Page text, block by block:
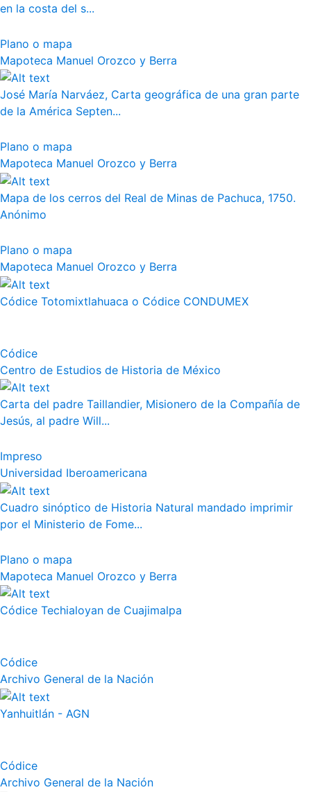
en la costa del s...
Plano o mapa
Mapoteca Manuel Orozco y Berra
José María Narváez, Carta geográfica de una gran parte
de la América Septen...
Plano o mapa
Mapoteca Manuel Orozco y Berra
Mapa de los cerros del Real de Minas de Pachuca, 1750.
Anónimo
Plano o mapa
Mapoteca Manuel Orozco y Berra
Códice Totomixtlahuaca o Códice CONDUMEX
Códice
Centro de Estudios de Historia de México
Carta del padre Taillandier, Misionero de la Compañía de
Jesús, al padre Will...
Impreso
Universidad Iberoamericana
Cuadro sinóptico de Historia Natural mandado imprimir
por el Ministerio de Fome...
Plano o mapa
Mapoteca Manuel Orozco y Berra
Códice Techialoyan de Cuajimalpa
Códice
Archivo General de la Nación
Yanhuitlán - AGN
Códice
Archivo General de la Nación